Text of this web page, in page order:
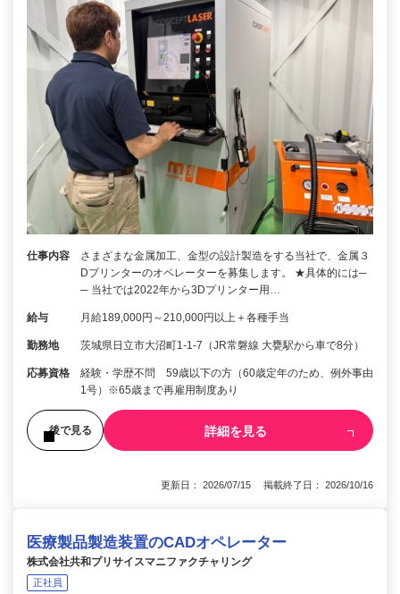
仕事内容
さまざまな金属加工、金型の設計製造をする当社で、金属３
Dプリンターのオペレーターを募集します。 ★具体的には─
─ 当社では2022年から3Dプリンター用…
給与 月給189,000円～210,000円以上＋各種手当
勤務地 茨城県日立市大沼町1-1-7（JR常磐線 大甕駅から車で8分）
応募資格
経験・学歴不問 59歳以下の方（60歳定年のため、例外事由
1号）※65歳まで再雇用制度あり
後で見る 詳細を見る
更新日： 2026/07/15 掲載終了日： 2026/10/16
医療製品製造装置のCADオペレーター
株式会社共和プリサイスマニファクチャリング
正社員